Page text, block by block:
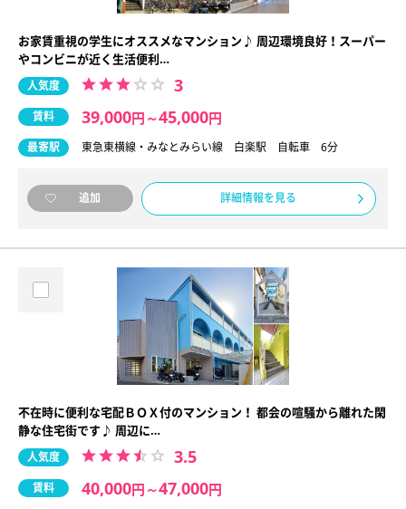
お家賃重視の学生にオススメなマンション♪ 周辺環境良好！スーパー
やコンビニが近く生活便利…
人気度 3
賃料 39,000円 ～45,000円
最寄駅 東急東横線・みなとみらい線 白楽駅 自転車 6分
追加 詳細情報を見る
不在時に便利な宅配ＢＯＸ付のマンション！ 都会の喧騒から離れた閑
静な住宅街です♪ 周辺に…
人気度 3.5
賃料 40,000円 ～47,000円